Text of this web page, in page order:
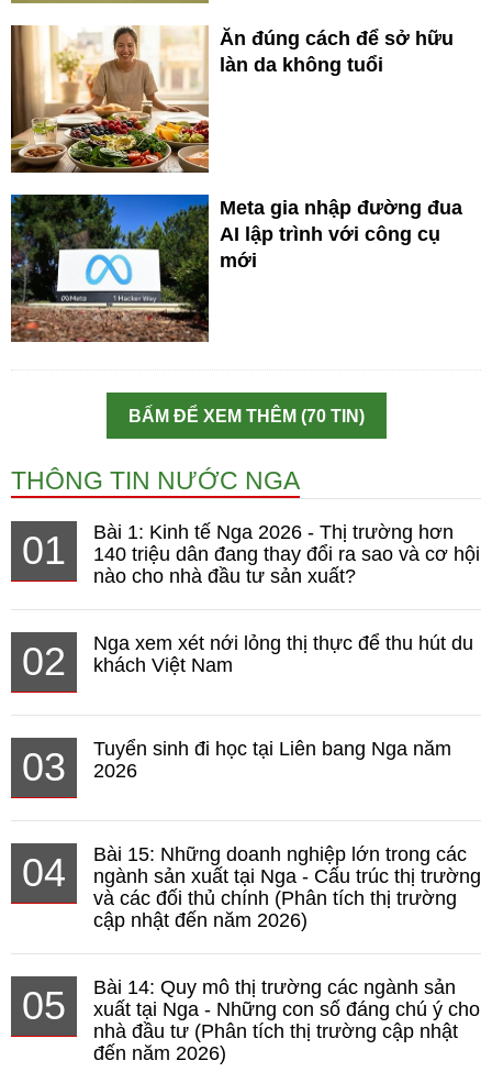
Ăn đúng cách để sở hữu
làn da không tuổi
Meta gia nhập đường đua
AI lập trình với công cụ
mới
BẤM ĐỂ XEM THÊM (70 TIN)
THÔNG TIN NƯỚC NGA
01
Bài 1: Kinh tế Nga 2026 - Thị trường hơn
140 triệu dân đang thay đổi ra sao và cơ hội
nào cho nhà đầu tư sản xuất?
02
Nga xem xét nới lỏng thị thực để thu hút du
khách Việt Nam
03
Tuyển sinh đi học tại Liên bang Nga năm
2026
04
Bài 15: Những doanh nghiệp lớn trong các
ngành sản xuất tại Nga - Cấu trúc thị trường
và các đối thủ chính (Phân tích thị trường
cập nhật đến năm 2026)
05
Bài 14: Quy mô thị trường các ngành sản
xuất tại Nga - Những con số đáng chú ý cho
nhà đầu tư (Phân tích thị trường cập nhật
đến năm 2026)